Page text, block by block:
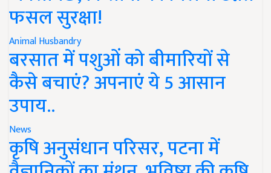
फसल सुरक्षा!
Animal Husbandry
बरसात में पशुओं को बीमारियों से
कैसे बचाएं? अपनाएं ये 5 आसान
उपाय..
News
कृषि अनुसंधान परिसर, पटना में